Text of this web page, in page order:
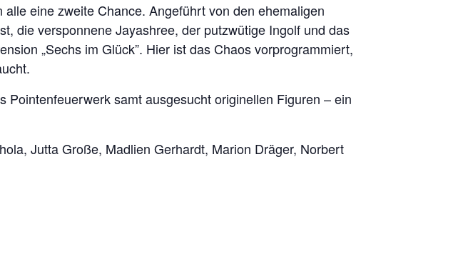
eine zweite Chance. Angeführt von den ehemaligen
die versponnene Jayashree, der putzwütige Ingolf und das
„Sechs im Glück”. Hier ist das Chaos vorprogrammiert,
Pointenfeuerwerk samt ausgesucht originellen Figuren – ein
Jutta Große, Madlien Gerhardt, Marion Dräger, Norbert